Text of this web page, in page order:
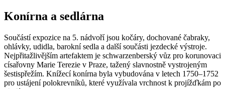
Konírna a sedlárna
Součástí expozice na 5. nádvoří jsou kočáry, dochované čabraky,
ohlávky, udidla, barokní sedla a další součásti jezdecké výstroje.
Nejpřitažlivějším artefaktem je schwarzenberský vůz pro korunovaci
císařovny Marie Terezie v Praze, tažený slavnostně vystrojeným
šestispřežím. Knížecí konírna byla vybudována v letech 1750–1752
pro ustájení polokrevníků, které využívala vrchnost k projížďkám po